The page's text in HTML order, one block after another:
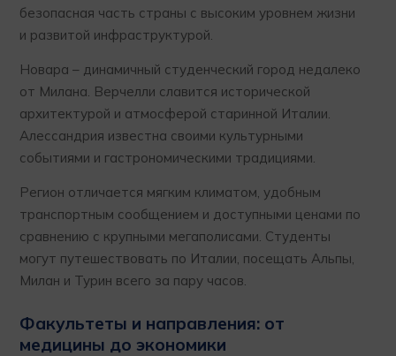
безопасная часть страны с высоким уровнем жизни
и развитой инфраструктурой.
Новара – динамичный студенческий город недалеко
от Милана. Верчелли славится исторической
архитектурой и атмосферой старинной Италии.
Алессандрия известна своими культурными
событиями и гастрономическими традициями.
Регион отличается мягким климатом, удобным
транспортным сообщением и доступными ценами по
сравнению с крупными мегаполисами. Студенты
могут путешествовать по Италии, посещать Альпы,
Милан и Турин всего за пару часов.
Факультеты и направления: от
медицины до экономики